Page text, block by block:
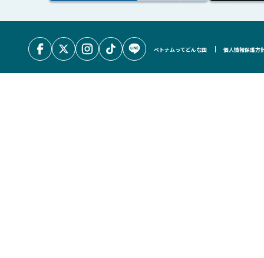
ベトナムってどんな国 個人情報保護方